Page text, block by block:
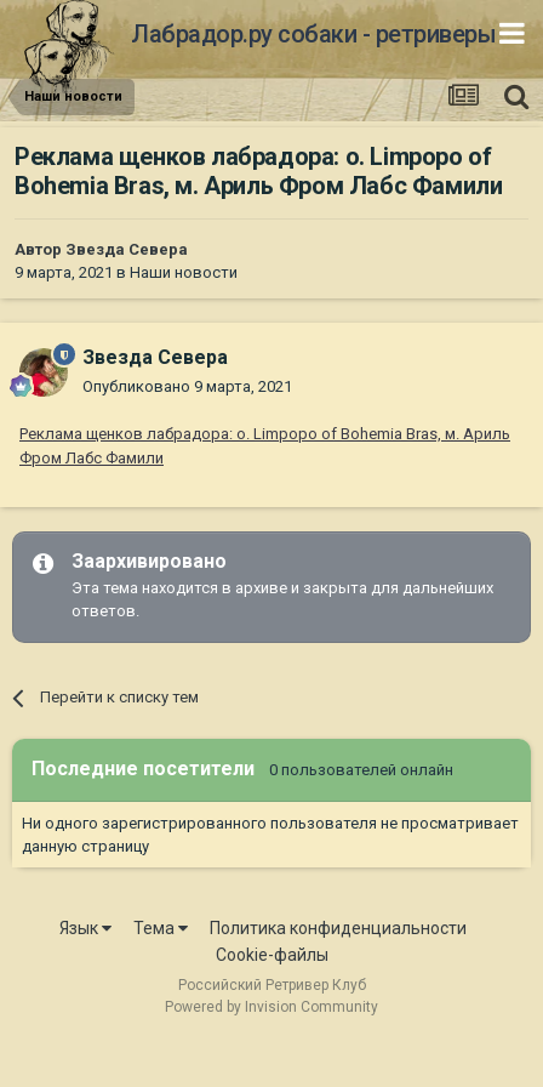
Лабрадор.ру собаки - ретриверы
Наши новости
Реклама щенков лабрадора: о. Limpopo of
Bohemia Bras, м. Ариль Фром Лабс Фамили
Автор Звезда Севера
9 марта, 2021 в Наши новости
Звезда Севера
Опубликовано 9 марта, 2021
Реклама щенков лабрадора: о. Limpopo of Bohemia Bras, м. Ариль
Фром Лабс Фамили
Заархивировано
Эта тема находится в архиве и закрыта для дальнейших
ответов.
Перейти к списку тем
Последние посетители 0 пользователей онлайн
Ни одного зарегистрированного пользователя не просматривает
данную страницу
Язык Тема
Политика конфиденциальности
Cookie-файлы
Российский Ретривер Клуб
Powered by Invision Community